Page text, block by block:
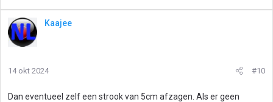
Kaajee
14 okt 2024 #10
Dan eventueel zelf een strook van 5cm afzagen. Als er geen